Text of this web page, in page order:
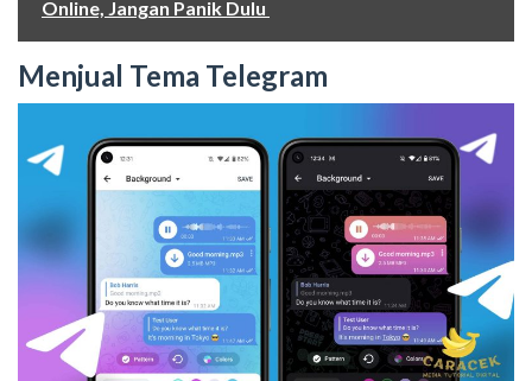
Online, Jangan Panik Dulu
Menjual Tema Telegram